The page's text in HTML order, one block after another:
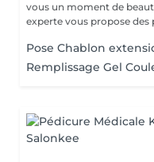
vous un moment de
experte vous propose des
Pose Chablon
Remplissage Gel